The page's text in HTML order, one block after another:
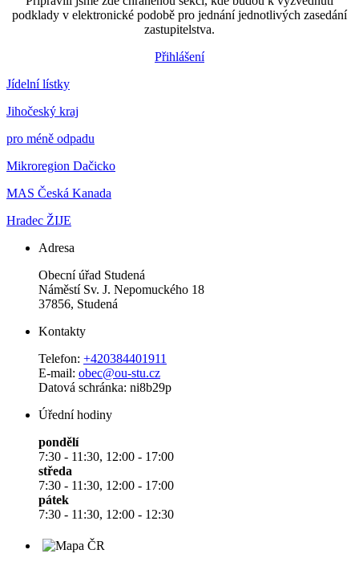
podklady v elektronické podobě pro jednání jednotlivých zasedání
zastupitelstva.
Přihlášení
Jídelní lístky
Jihočeský kraj
pro méně odpadu
Mikroregion Dačicko
MAS Česká Kanada
Hradec ŽIJE
Adresa
Obecní úřad Studená
Náměstí Sv. J. Nepomuckého 18
37856, Studená
Kontakty
Telefon: +420384401911
E-mail: obec@ou-stu.cz
Datová schránka: ni8b29p
Úřední hodiny
pondělí
7:30 - 11:30, 12:00 - 17:00
středa
7:30 - 11:30, 12:00 - 17:00
pátek
7:30 - 11:30, 12:00 - 12:30